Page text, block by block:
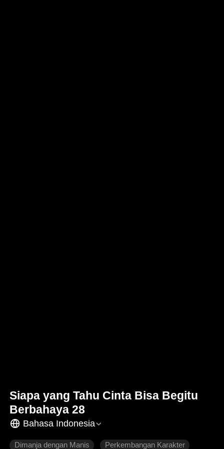
Siapa yang Tahu Cinta Bisa Begitu
Berbahaya 28
Bahasa Indonesia
Dimanja dengan Manis Perkembangan Karakter